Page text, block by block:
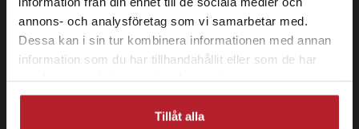
annons- och analysföretag som vi samarbetar med.
Dessa kan i sin tur kombinera informationen med annan
information som du har tillhandahållit eller som de har
Tillåt alla
24 se Sverige AB
Box 829